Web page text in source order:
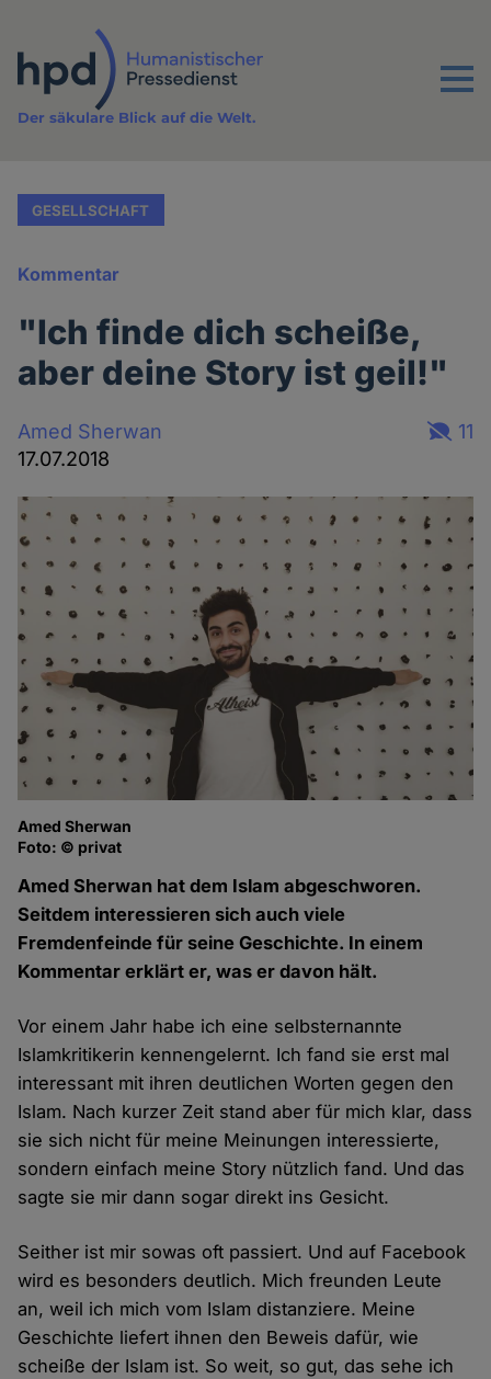
Inhalt
Menu
Der säkulare Blick auf die Welt.
GESELLSCHAFT
Kommentar
"Ich finde dich scheiße,
aber deine Story ist geil!"
Amed Sherwan
17.07.2018
11
Amed Sherwan
Foto: © privat
Amed Sherwan hat dem Islam abgeschworen.
Seitdem interessieren sich auch viele
Fremdenfeinde für seine Geschichte. In einem
Kommentar erklärt er, was er davon hält.
Vor einem Jahr habe ich eine selbsternannte
Islamkritikerin kennengelernt. Ich fand sie erst mal
interessant mit ihren deutlichen Worten gegen den
Islam. Nach kurzer Zeit stand aber für mich klar, dass
sie sich nicht für meine Meinungen interessierte,
sondern einfach meine Story nützlich fand. Und das
sagte sie mir dann sogar direkt ins Gesicht.
Seither ist mir sowas oft passiert. Und auf Facebook
wird es besonders deutlich. Mich freunden Leute
an, weil ich mich vom Islam distanziere. Meine
Geschichte liefert ihnen den Beweis dafür, wie
scheiße der Islam ist. So weit, so gut, das sehe ich